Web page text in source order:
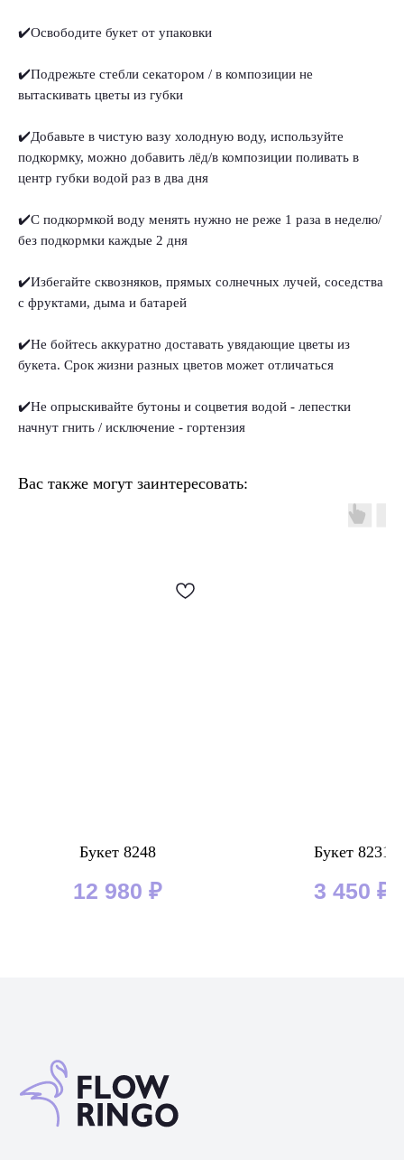
✔️Освободите букет от упаковки
✔️Подрежьте стебли секатором / в композиции не
вытаскивать цветы из губки
✔️Добавьте в чистую вазу холодную воду, используйте
подкормку, можно добавить лёд/в композиции поливать в
центр губки водой раз в два дня
✔️С подкормкой воду менять нужно не реже 1 раза в неделю/
без подкормки каждые 2 дня
✔️Избегайте сквозняков, прямых солнечных лучей, соседства
с фруктами, дыма и батарей
✔️Не бойтесь аккуратно доставать увядающие цветы из
букета. Срок жизни разных цветов может отличаться
✔️Не опрыскивайте бутоны и соцветия водой - лепестки
начнут гнить / исключение - гортензия
Вас также могут заинтересовать:
Букет 8248
12 980 ₽
Букет 8231
3 450 ₽